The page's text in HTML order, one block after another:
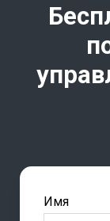
Имя